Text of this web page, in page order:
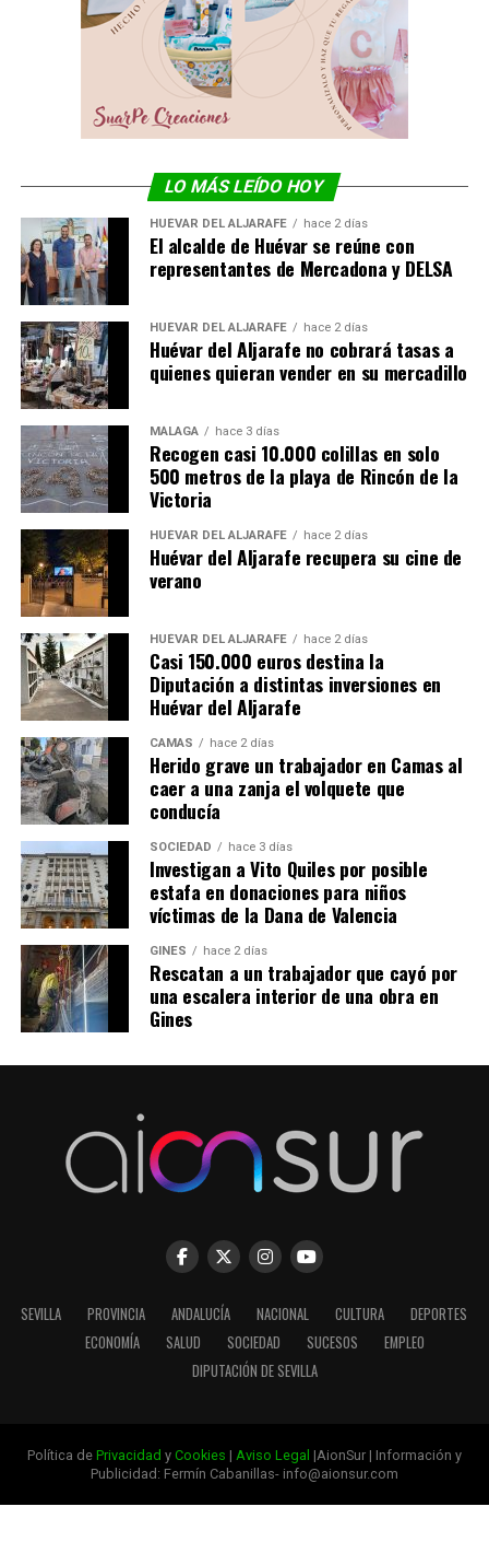
LO MÁS LEÍDO HOY
HUÉVAR DEL ALJARAFE hace 2 días
El alcalde de Huévar se reúne con
representantes de Mercadona y DELSA
HUÉVAR DEL ALJARAFE hace 2 días
Huévar del Aljarafe no cobrará tasas a
quienes quieran vender en su mercadillo
MÁLAGA hace 3 días
Recogen casi 10.000 colillas en solo
500 metros de la playa de Rincón de la
Victoria
HUÉVAR DEL ALJARAFE hace 2 días
Huévar del Aljarafe recupera su cine de
verano
HUÉVAR DEL ALJARAFE hace 2 días
Casi 150.000 euros destina la
Diputación a distintas inversiones en
Huévar del Aljarafe
CAMAS hace 2 días
Herido grave un trabajador en Camas al
caer a una zanja el volquete que
conducía
SOCIEDAD hace 3 días
Investigan a Vito Quiles por posible
estafa en donaciones para niños
víctimas de la Dana de Valencia
GINES hace 2 días
Rescatan a un trabajador que cayó por
una escalera interior de una obra en
Gines
SEVILLA PROVINCIA ANDALUCÍA NACIONAL CULTURA
DEPORTES
ECONOMÍA
SALUD SOCIEDAD SUCESOS
EMPLEO
DIPUTACIÓN DE SEVILLA
Política de Privacidad y Cookies | Aviso Legal |AionSur | Información y
Publicidad: Fermín Cabanillas- info@aionsur.com